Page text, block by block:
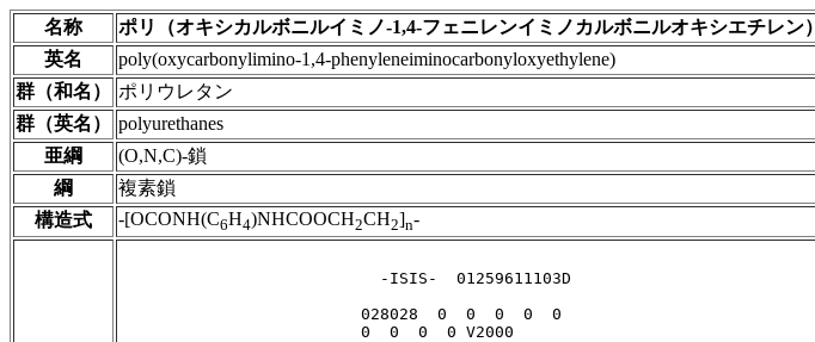
名称
ポリ（オキシカルボニルイミノ-1,4-フェニレンイミノカルボニルオキシエチレン）
英名
poly(oxycarbonylimino-1,4-phenyleneiminocarbonyloxyethylene)
群（和名）
ポリウレタン
群（英名）
polyurethanes
亜綱
(O,N,C)-鎖
綱
複素鎖
構造式
-[OCONH(C6H4)NHCOOCH2CH2]n-